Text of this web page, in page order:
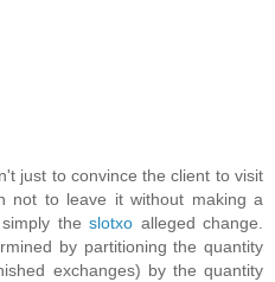
just to convince the client to visit
not to leave it without making a
the slotxo alleged change.
by partitioning the quantity
exchanges) by the quantity